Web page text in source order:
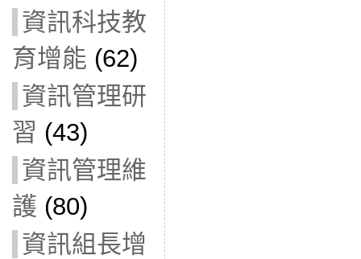
資訊科技教
育增能 (62)
資訊管理研
習 (43)
資訊管理維
護 (80)
資訊組長增